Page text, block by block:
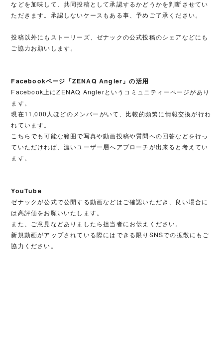
などを加味して、共同投稿として承認するかどうかを判断させてい
ただきます。承認しないケースもある事、予めご了承ください。
投稿以外にもストーリーズ、ゼナックの公式投稿のシェアなどにも
ご協力お願いします。
Facebookページ「ZENAQ Angler」の活用
Facebook上にZENAQ Anglerというコミュニティーページがあり
ます。
現在11,000人ほどのメンバーがいて、比較的頻繁に情報交換が行わ
れています。
こちらでも可能な範囲で写真や動画投稿や質問への回答などを行っ
ていただければ、濃いユーザー層へアプローチが出来ると考えてい
ます。
YouTube
ゼナックが公式で公開する動画などはご確認いただき、良い場合に
は高評価をお願いいたします。
また、ご意見などありましたら担当者にお伝えください。
新規動画がアップされている際にはできる限りSNSでの拡散にもご
協力ください。